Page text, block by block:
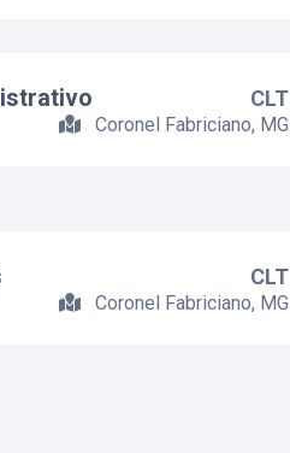
CLT
Coronel Fabriciano, MG
CLT
Coronel Fabriciano, MG